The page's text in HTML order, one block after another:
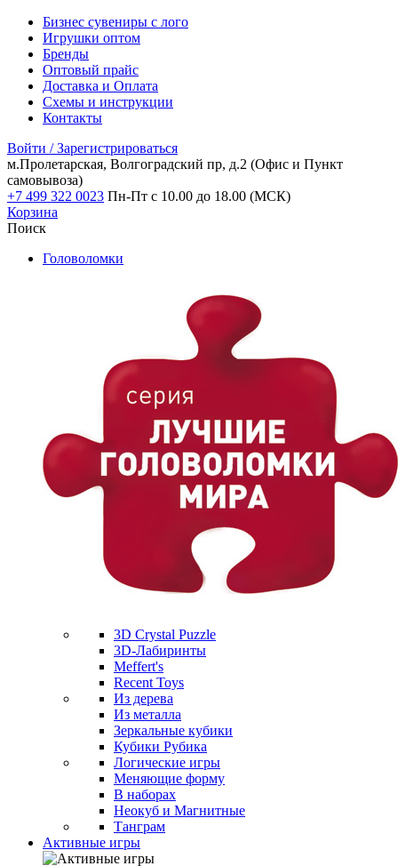
Бизнес сувениры с лого
Игрушки оптом
Бренды
Оптовый прайс
Доставка и Оплата
Схемы и инструкции
Контакты
Войти / Зарегистрироваться
м.Пролетарская, Волгоградский пр, д.2 (Офис и Пункт
самовывоза)
+7 499 322 0023 Пн-Пт с 10.00 до 18.00 (МСК)
Корзина
Поиск
Головоломки
3D Crystal Puzzle
3D-Лабиринты
Meffert's
Recent Toys
Из дерева
Из металла
Зеркальные кубики
Кубики Рубика
Логические игры
Меняющие форму
В наборах
Неокуб и Магнитные
Танграм
Активные игры